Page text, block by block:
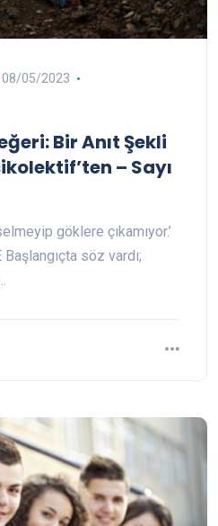
08/05/2023
Bir Anıt Şekli
– Sayı
göklere çıkamıyor.’
söz vardı;